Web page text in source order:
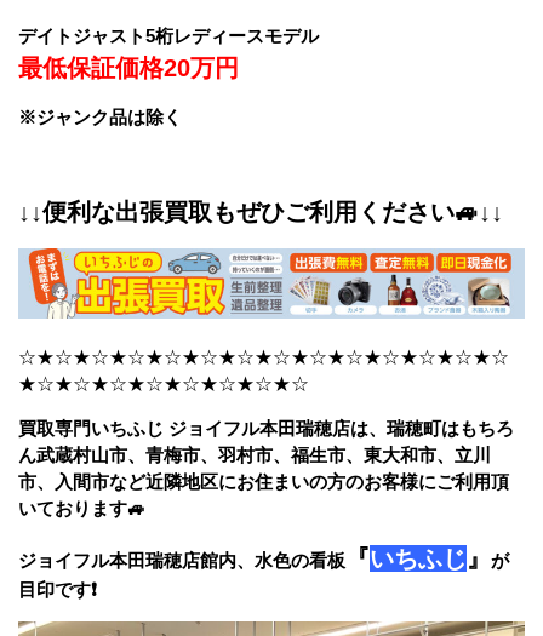
デイトジャスト5桁レディースモデル
最低保証価格20万円
※ジャンク品は除く
↓↓便利な出張買取もぜひご利用ください🚙↓↓
☆★☆★☆★☆★☆★☆★☆★☆★☆★☆★☆★☆★☆★☆
★☆★☆★☆★☆★☆★☆★☆★☆
買取専門いちふじ ジョイフル本田瑞穂店は、瑞穂町はもちろ
ん武蔵村山市、青梅市、羽村市、福生市、東大和市、立川
市、入間市など近隣地区にお住まいの方のお客様にご利用頂
いております🚙
ジョイフル本田瑞穂店館内、水色の看板 『いちふじ』
が
目印です❗